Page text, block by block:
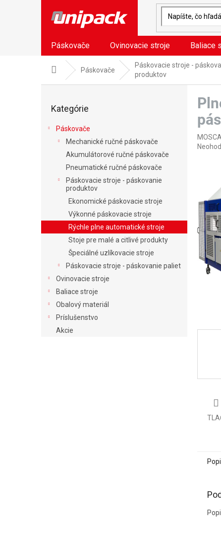
Páskovače Ovinovacie stroje Baliace
DomovPáskovače
Páskovacie stroje -
produktov
kategórie
Kategórie
Páskovače
Mechanické ručné páskovače
Akumulátorové ručné páskovače
Pneumatické ručné páskovače
Páskovacie stroje - páskovanie
produktov
Ekonomické páskovacie stroje
Výkonné páskovacie stroje
Rýchle plne automatické stroje
Stoje pre malé a citlivé produkty
Špeciálné uzlíkovacie stroje
Páskovacie stroje - páskovanie paliet
Ovinovacie stroje
Baliace stroje
Obalový materiál
Príslušenstvo
Akcie
5